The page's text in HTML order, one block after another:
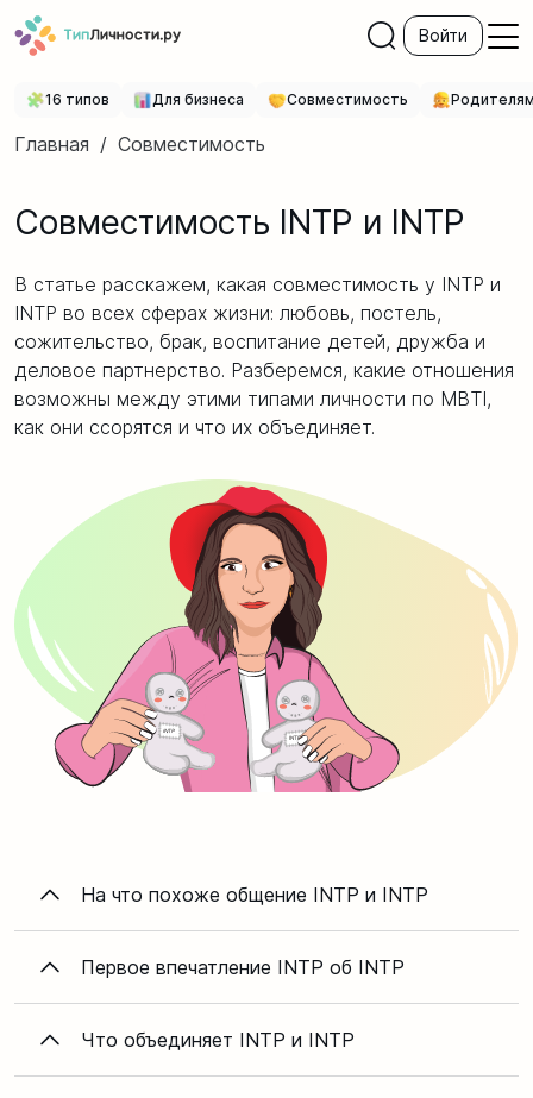
Войти
16 типов Для бизнеса Совместимость
Главная / Совместимость
Совместимость INTP и INTP
В статье расскажем, какая совместимость у INTP и
INTP во всех сферах жизни: любовь, постель,
сожительство, брак, воспитание детей, дружба и
деловое партнерство. Разберемся, какие отношения
возможны между этими типами личности по MBTI,
как они ссорятся и что их объединяет.
На что похоже общение INTP и INTP
Первое впечатление INTP об INTP
Что объединяет INTP и INTP